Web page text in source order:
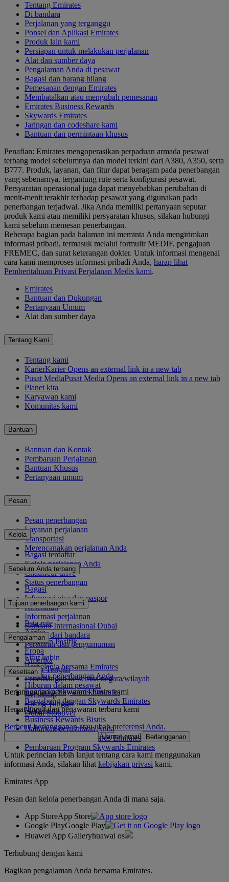
Tentang Emirates
Di bandara
Perjalanan yang terganggu
Ponsel dan Aplikasi Emirates
Produk lain kami
Persiapan untuk melakukan perjalanan
Alat dan sumber daya
Pengalaman Anda di pesawat
Bagasi dan barang hilang
Pemesanan dengan Emirates
Membatalkan atau mengubah pemesanan
Emirates Business Rewards
Skywards Emirates
Jaringan dan codeshare kami
Bantuan dan permintaan khusus
Penafian: Emirates mengoperasikan perpaduan armada pesawat
terbang model sebelumnya dan model terkini dari A380, A350, serta
B777. Produk, layanan, dan fitur dapat beragam pada penerbangan
yang sebenarnya, tergantung rute serta konfigurasi pesawat.
Persyaratan operasional juga dapat menyebabkan perubahan di
menit-menit terakhir terhadap pesawat yang digunakan pada
penerbangan terjadwal. Jika Anda memiliki pertanyaan seputar
produk kami atau memiliki persyaratan khusus, silakan hubungi
kami sebelum memesan penerbangan.
Beberapa bagian pada halaman ini meminta Anda mengirimkan
informasi pribadi, termasuk melalui formulir MEDIF, pengajuan
FREMEC, dan surat keterangan dokter. Untuk informasi mengenai
cara kami memproses informasi pribadi Anda, harap lihat
Pemberitahuan Privasi Perjalanan Medis kami.
Emirates
Bantuan dan Dukungan
Pertanyaan Umum
Alat dan sumber daya
Tentang Kami
Tentang kami
KarierKarier Opens an external link in a new tab
Pusat MediaPusat Media Opens an external link in a new tab
Planet kita
Karyawan kami
Komunitas kami
Bantuan
Bantuan dan Kontak
Pembaruan Perjalanan
Bantuan Khusus
Pertanyaan umum
Pesan
Pesan penerbangan
Layanan perjalanan
Transportasi
Merencanakan perjalanan Anda
Kelola
Bagasi terdaftar
Kelola perjalanan Anda
Chauffeur drive
Status penerbangan
Sebelum Anda terbang
Bagasi
Informasi visa dan paspor
Kesehatan
Informasi perjalanan
Bandara Internasional Dubai
Ke dan dari bandara
Peraturan dan pengumuman
Tujuan penerbangan kami
Peta rute
Afrika
Asia dan Pasifik
Eropa
Amerika
Timur Tengah
Penerbangan ke semua negara/wilayah
Pengalaman
Fitur kabin
Berbelanja bersama Emirates
Fasilitas penerbangan Anda
Hiburan dalam pesawat
Bersantap
Ruang Tunggu
Dubai Stopover
Kesetiaan
Log in ke Skywards Emirates
Bergabung dengan Skywards Emirates
Mitra kami
Business Rewards Bisnis
Daftarkan perusahaan Anda
Aturan Program Skywards Emirates
Pembaruan Program Skywards Emirates
Berlangganan penawaran khusus kami
Hemat harga dan penawaran terbaru kami
Berhenti berlangganan atau ubah preferensi Anda.
Alamat email
Berlangganan
Untuk perincian lebih lanjut tentang cara kami menggunakan
informasi Anda, silakan lihat kebijakan privasi kami.
Emirates App
Pesan dan kelola penerbangan Anda di mana saja.
App StoreApp Store
Google PlayGoogle Play
Huawei App Galleryhuawai os
Terhubung dengan kami
Bagikan pengalaman Anda bersama Emirates.